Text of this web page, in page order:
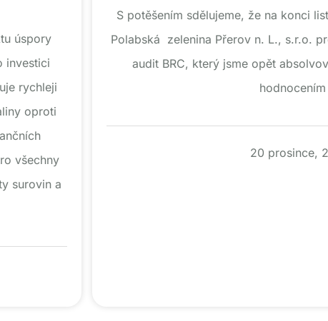
úspory
investici
rychleji
oproti
všechny
surovin a
S potěšením sdělujeme, že na konci
Polabská zelenina Přerov n. L., s.r.o.
audit BRC, který jsme opět
hodnocením
20 prosince,